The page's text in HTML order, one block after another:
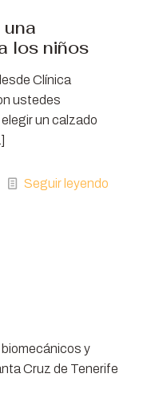
los niños
Clínica
ustedes
un calzado
Seguir leyendo
y
Cruz de Tenerife